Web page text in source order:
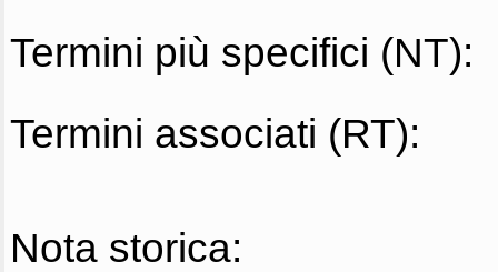
Termini più specifici (NT):
Termini associati (RT):
Nota storica: